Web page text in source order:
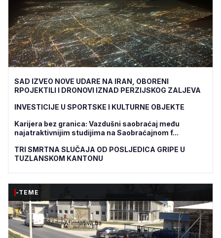
SAD IZVEO NOVE UDARE NA IRAN, OBORENI
RPOJEKTILI I DRONOVI IZNAD PERZIJSKOG ZALJEVA
INVESTICIJE U SPORTSKE I KULTURNE OBJEKTE
Karijera bez granica: Vazdušni saobraćaj među
najatraktivnijim studijima na Saobraćajnom f...
TRI SMRTNA SLUČAJA OD POSLJEDICA GRIPE U
TUZLANSKOM KANTONU
-TEME